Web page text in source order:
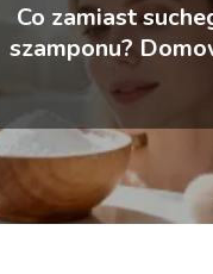
Co zamiast
szamponu?
sposoby na świeże